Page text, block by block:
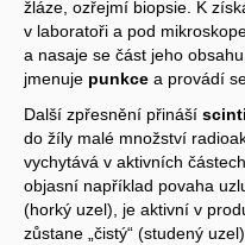
žláze, ozřejmí biopsie. K
v laboratoři a pod
a nasaje se část jeho
jmenuje punkce a provádí
Další zpřesnění přináší
do žíly malé množství
vychytává v aktivních
objasní například povaha
(horký uzel), je aktivní v
zůstane „čistý“ (studený